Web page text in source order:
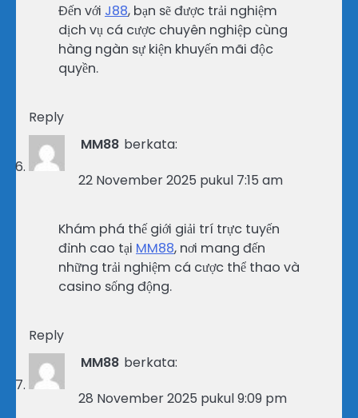
Đến với J88, bạn sẽ được trải nghiệm
dịch vụ cá cược chuyên nghiệp cùng
hàng ngàn sự kiện khuyến mãi độc
quyền.
Reply
MM88 berkata:
22 November 2025 pukul 7:15 am
Khám phá thế giới giải trí trực tuyến
đỉnh cao tại MM88, nơi mang đến
những trải nghiệm cá cược thể thao và
casino sống động.
Reply
MM88 berkata:
28 November 2025 pukul 9:09 pm